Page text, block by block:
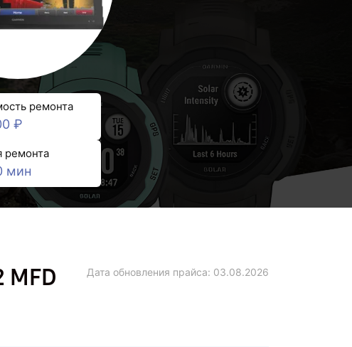
ремонта
₽
ремонта
мин
MFD
Дата обновления прайса: 03.08.2026